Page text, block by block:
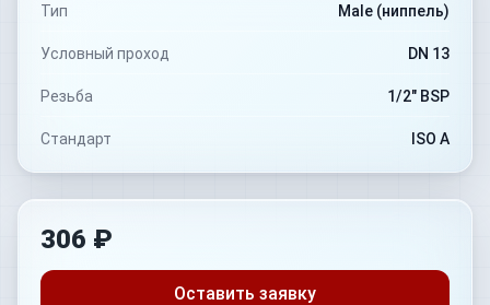
Тип
Male (ниппель)
Условный проход DN 13
Резьба 1/2" BSP
Стандарт ISO A
306 ₽
Оставить заявку